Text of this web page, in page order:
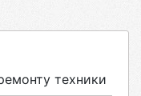
техники